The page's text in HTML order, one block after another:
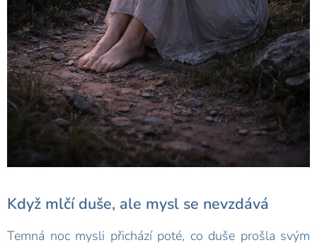
Když mlčí duše, ale mysl se nevzdává
Temná noc mysli přichází poté, co duše prošla svým